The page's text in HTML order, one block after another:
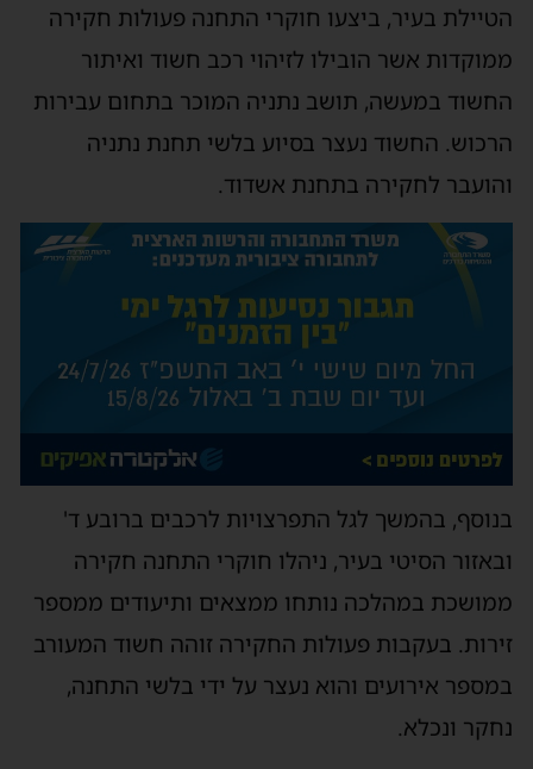
הטיילת בעיר, ביצעו חוקרי התחנה פעולות חקירה
ממוקדות אשר הובילו לזיהוי רכב חשוד ואיתור
החשוד במעשה, תושב נתניה המוכר בתחום עבירות
הרכוש. החשוד נעצר בסיוע בלשי תחנת נתניה
והועבר לחקירה בתחנת אשדוד.
בנוסף, בהמשך לגל התפרצויות לרכבים ברובע ד'
ובאזור הסיטי בעיר, ניהלו חוקרי התחנה חקירה
ממושכת במהלכה נותחו ממצאים ותיעודים ממספר
זירות. בעקבות פעולות החקירה זוהה חשוד המעורב
במספר אירועים והוא נעצר על ידי בלשי התחנה,
נחקר ונכלא.